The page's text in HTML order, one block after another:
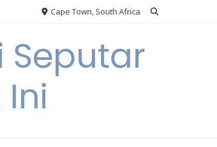
Cape Town, South Africa
Seputar